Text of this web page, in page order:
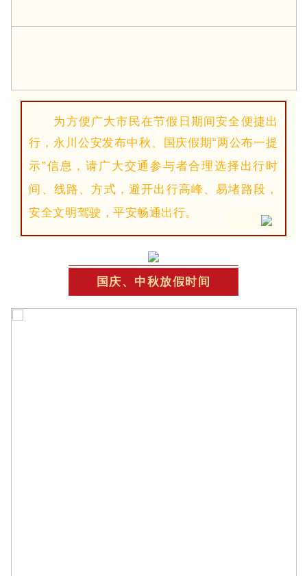
为方便广大市民在节假日期间安全便捷出
行 ，永川公安发布中秋、国庆假期“两公布一提
示”信息，请广大交通参与者合理选择出行时
间、线路、方式，避开出行高峰、易堵路段，
安全文明驾驶，平安畅通出行。
国庆、中秋放假时间